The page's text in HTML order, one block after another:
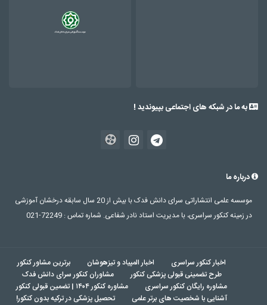
های اجتماعی بپیوندید !
موسسه علمی انتشاراتی سرای دانش فدک با بیش از 20 سال سابقه درخشان آموزشی
سراسری، با مدیریت استاد نادر شفاعی. شماره تماس : 72249-021
کنکور سراسری اخبار المپیاد و تیزهوشان
برترین مشاور کنکور
تضمینی قبولی پزشکی کنکور
مشاوران کنکور سرای دانش فدک
رایگان کنکور سراسری
مشاوره کنکور ۱۴۰۴ | تضمین قبولی کنکور
با شخصیت های برتر علمی
تحصیل پزشکی در ترکیه بدون کنکور!